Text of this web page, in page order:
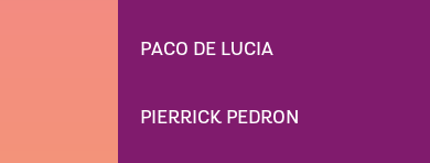
PACO DE LUCIA
PIERRICK PEDRON